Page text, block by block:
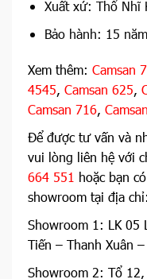
Xuất xứ: Thổ Nhĩ
Bảo hành: 15 năm
Xem thêm: Camsan
4545, Camsan 625,
Camsan 716,
Để được tư vấn và
vui lòng liên hệ với
664 551 hoặc bạn
showroom tại địa chỉ:
Showroom 1: LK 05
Tiến – Thanh Xuân
Showroom 2: Tổ